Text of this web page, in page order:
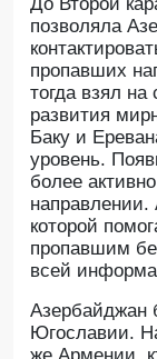
позволяла
пропавших
тогда взял
развития
Баку и
уровень.
более
которой
пропавшим
всей
Азербайджан
Югославии.